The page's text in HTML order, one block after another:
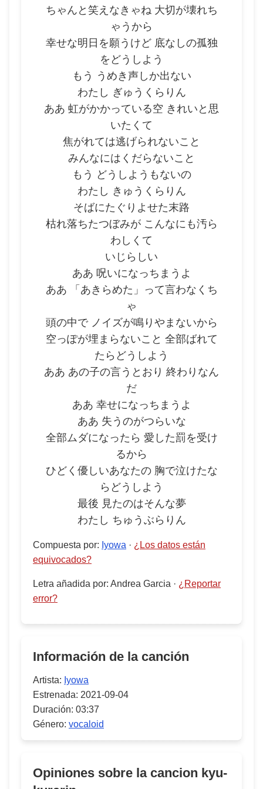
ちゃんと笑えなきゃね 大切が壊れち
ゃうから
幸せな明日を願うけど 底なしの孤独
をどうしよう
もう うめき声しか出ない
わたし ぎゅうくらりん
ああ 虹がかかっている空 きれいと思
いたくて
焦がれては逃げられないこと
みんなにはくだらないこと
もう どうしようもないの
わたし きゅうくらりん
そばにたぐりよせた末路
枯れ落ちたつぼみが こんなにも汚ら
わしくて
いじらしい
ああ 呪いになっちまうよ
ああ 「あきらめた」って言わなくち
ゃ
頭の中で ノイズが鳴りやまないから
空っぽが埋まらないこと 全部ばれて
たらどうしよう
ああ あの子の言うとおり 終わりなん
だ
ああ 幸せになっちまうよ
ああ 失うのがつらいな
全部ムダになったら 愛した罰を受け
るから
ひどく優しいあなたの 胸で泣けたな
らどうしよう
最後 見たのはそんな夢
わたし ちゅうぶらりん
Compuesta por: Iyowa · ¿Los datos están
equivocados?
Letra añadida por: Andrea Garcia · ¿Reportar
error?
Información de la canción
Artista: Iyowa
Estrenada: 2021-09-04
Duración: 03:37
Género: vocaloid
Opiniones sobre la cancion kyu-